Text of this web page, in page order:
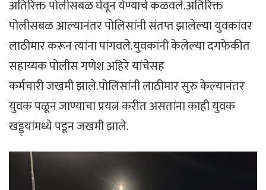
अतिरिक्त पोलीसबळ घेवून येण्याचे कळवले.अतिरिक्त
पोलीसबळ आल्यानंतर पोलिसांनी संतप्त झालेल्या युवकांवर
लाठीमार करून त्यांना पांगवले.युवकांनी केलेल्या दगफेकीत
सहाय्यक पोलीस गणेश अहिरे यांचेसह
कर्मचारी जखमी झाले.पोलिसांनी लाठीमार सुरु केल्यानंतर
युवक पळून जाण्याचा प्रयत्न करीत असतांना काही युवक
खड्ड्यांमध्ये पडून जखमी झाले.